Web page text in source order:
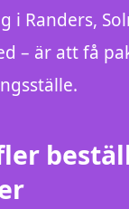
i Randers,
– är att få